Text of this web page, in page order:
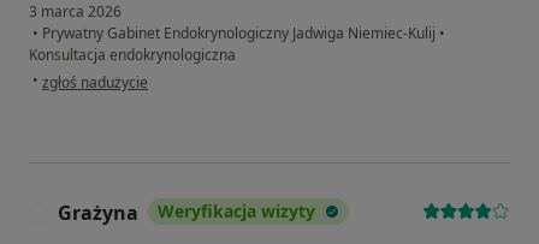
3 marca 2026
• Prywatny Gabinet Endokrynologiczny Jadwiga Niemiec-Kulij •
Konsultacja endokrynologiczna
• w opinii użytkownika Aneta
zgłoś nadużycie
Grażyna Weryfikacja wizyty